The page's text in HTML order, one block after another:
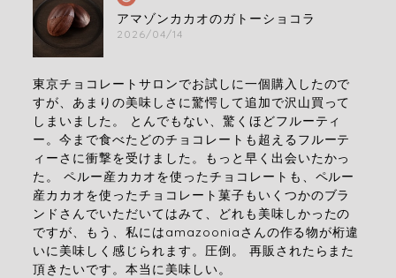
アマゾンカカオのガトーショコラ
2026/04/14
東京チョコレートサロンでお試しに一個購入したので
すが、あまりの美味しさに驚愕して追加で沢山買って
しまいました。 とんでもない、驚くほどフルーティ
ー。今まで食べたどのチョコレートも超えるフルーテ
ィーさに衝撃を受けました。もっと早く出会いたかっ
た。 ペルー産カカオを使ったチョコレートも、ペルー
産カカオを使ったチョコレート菓子もいくつかのブラ
ンドさんでいただいてはみて、どれも美味しかったの
ですが、もう、私にはamazooniaさんの作る物が桁違
いに美味しく感じられます。圧倒。 再販されたらまた
頂きたいです。本当に美味しい。